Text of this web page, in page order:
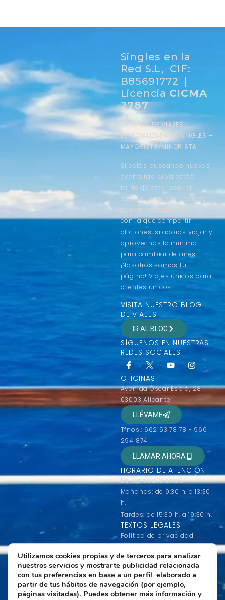
Singles en la
Red S.L, CIF:
B85691772 |
Licencia CICMA
2787
AGENCIA DE VIAJES
ESPECIALIZADA EN SINGLES –
MAYORISTA/MINORISTA
Si estás buscando nuevas
aventuras, si ya estás
harto de estar solo en
casa, si lo que te apetece
es conocer gente nueva
con la que compartir
aficiones, si adoras viajar y
aprovechas la mínima
para cambiar de aires
¡Nosotros somos tu
página! Viajes únicos para
clientes únicos.
VISITA NUESTRO BLOG
DE VIAJES
IR AL BLOG
SÍGUENOS EN NUESTRAS
REDES SOCIALES
OFICINAS
Avenida Óscar Esplá, 28
03003 Alicante
LLÉVAME
Tfnos.: 662 53 78 78 - 966
294 874
LLAMAR AHORA
HORARIO DE ATENCIÓN
De Lunes a Viernes
Mañanas: de 9:30 h. a 13:30
h.
Tardes: de 15:30 h. a 19:30 h.
TEXTOS LEGALES
Política de privacidad
contratación
Condiciones de uso
Política de Cookies
Más información sobre
Utilizamos cookies propias y de terceros para analizar
nuestros servicios y mostrarte publicidad relacionada
con tus preferencias en base a un perfil elaborado a
partir de tus hábitos de navegación (por ejemplo,
páginas visitadas). Puedes obtener más información y